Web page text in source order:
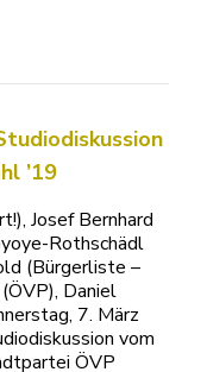
’19
Josef Bernhard
Rothschädl
(Bürgerliste –
Daniel
7. März
vom
ÖVP